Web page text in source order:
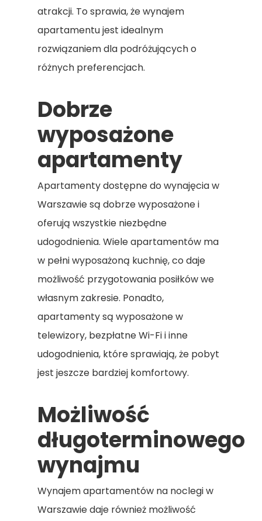
atrakcji. To sprawia, że wynajem
apartamentu jest idealnym
rozwiązaniem dla podróżujących o
różnych preferencjach.
Dobrze
wyposażone
apartamenty
Apartamenty dostępne do wynajęcia w
Warszawie są dobrze wyposażone i
oferują wszystkie niezbędne
udogodnienia. Wiele apartamentów ma
w pełni wyposażoną kuchnię, co daje
możliwość przygotowania posiłków we
własnym zakresie. Ponadto,
apartamenty są wyposażone w
telewizory, bezpłatne Wi-Fi i inne
udogodnienia, które sprawiają, że pobyt
jest jeszcze bardziej komfortowy.
Możliwość
długoterminowego
wynajmu
Wynajem apartamentów na noclegi w
Warszawie daje również możliwość